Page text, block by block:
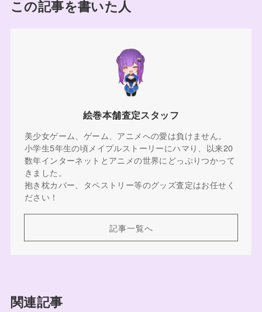
この記事を書いた人
絵巻本舗査定スタッフ
美少女ゲーム、ゲーム、アニメへの愛は負けません。
小学生5年生の頃メイプルストーリーにハマり、以来20
数年インターネットとアニメの世界にどっぷりつかって
きました。
抱き枕カバー、タペストリー等のグッズ査定はお任せく
ださい！
記事一覧へ
関連記事